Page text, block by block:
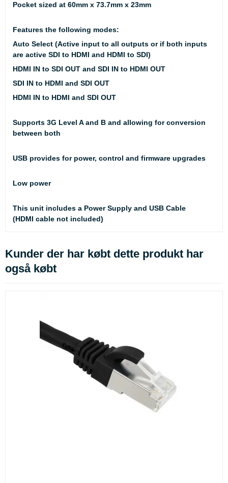
Pocket sized at 60mm x 73.7mm x 23mm
Features the following modes:
Auto Select (Active input to all outputs or if both inputs
are active SDI to HDMI and HDMI to SDI)
HDMI IN to SDI OUT and SDI IN to HDMI OUT
SDI IN to HDMI and SDI OUT
HDMI IN to HDMI and SDI OUT
Supports 3G Level A and B and allowing for conversion
between both
USB provides for power, control and firmware upgrades
Low power
This unit includes a Power Supply and USB Cable
(HDMI cable not included)
Kunder der har købt dette produkt har
også købt